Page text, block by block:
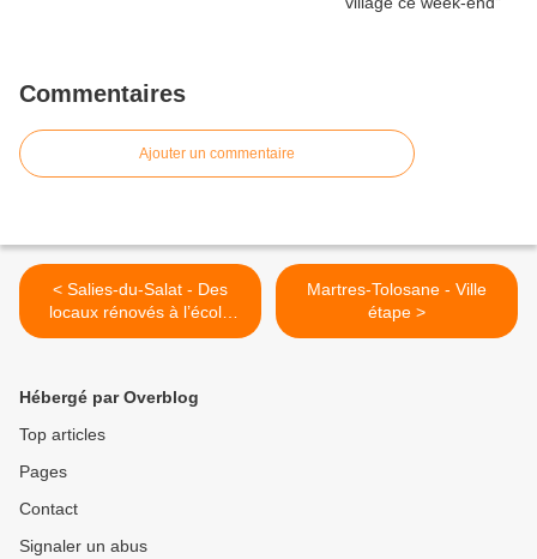
Commentaires
Ajouter un commentaire
< Salies-du-Salat - Des
locaux rénovés à l’école
maternelle pour la rentrée
Martres-Tolosane - Ville
étape >
Hébergé par Overblog
Top articles
Pages
Contact
Signaler un abus